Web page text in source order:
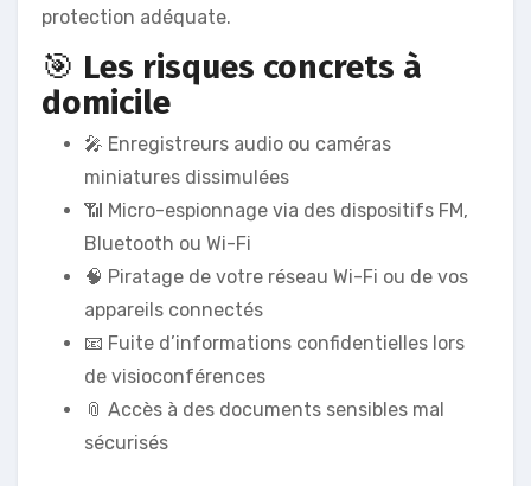
protection adéquate.
🎯 Les risques concrets à
domicile
🎤 Enregistreurs audio ou caméras
miniatures dissimulées
📶 Micro-espionnage via des dispositifs FM,
Bluetooth ou Wi-Fi
🧠 Piratage de votre réseau Wi-Fi ou de vos
appareils connectés
📧 Fuite d’informations confidentielles lors
de visioconférences
📎 Accès à des documents sensibles mal
sécurisés